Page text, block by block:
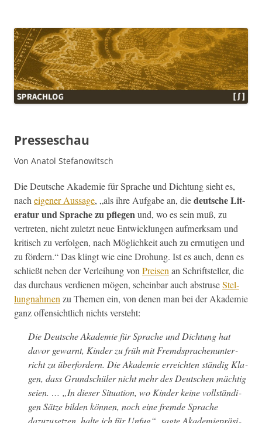
Presseschau
Von Anatol Stefanowitsch
Die Deutsche Akademie für Sprache und Dich­tung sieht es,
nacheigen­er Aus­sage, „als ihre Auf­gabe an, diedeutsche Lit­
er­atur und Sprache zu pfle­genund, wo es sein muß, zu
vertreten, nicht zulet­zt neue Entwick­lun­gen aufmerk­sam und
kri­tisch zu ver­fol­gen, nach Möglichkeit auch zu ermuti­gen und
zu fördern.“ Das klingt wie eine Dro­hung. Ist es auch, denn es
schließt neben der Ver­lei­hung vonPreisenan Schrift­steller, die
das dur­chaus ver­di­enen mögen, schein­bar auch abstruseStel­
lung­nah­menzu The­men ein, von denen man bei der Akademie
ganz offen­sichtlich nichts versteht:
Die Deutsche Akademie für Sprache und Dich­tung hat
davor gewarnt, Kinder zu früh mit Fremd­sprache­nun­ter­
richt zu über­fordern. Die Akademie erre­icht­en ständig Kla­
gen, dass Grund­schüler nicht mehr des Deutschen mächtig
seien. … „In dieser Sit­u­a­tion, wo Kinder keine voll­ständi­
gen Sätze bilden kön­nen, noch eine fremde Sprache
dazuzuset­zen, halte ich für Unfug“, sagte Akademiepräsi­